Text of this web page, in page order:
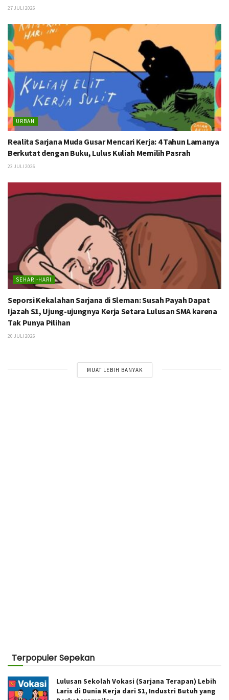
27 JULI 2026
URBAN
Realita Sarjana Muda Gusar Mencari Kerja: 4 Tahun Lamanya
Berkutat dengan Buku, Lulus Kuliah Memilih Pasrah
23 JULI 2026
SEHARI-HARI
Seporsi Kekalahan Sarjana di Sleman: Susah Payah Dapat
Ijazah S1, Ujung-ujungnya Kerja Setara Lulusan SMA karena
Tak Punya Pilihan
20 JULI 2026
MUAT LEBIH BANYAK
Terpopuler Sepekan
Lulusan Sekolah Vokasi (Sarjana Terapan) Lebih
Laris di Dunia Kerja dari S1, Industri Butuh yang